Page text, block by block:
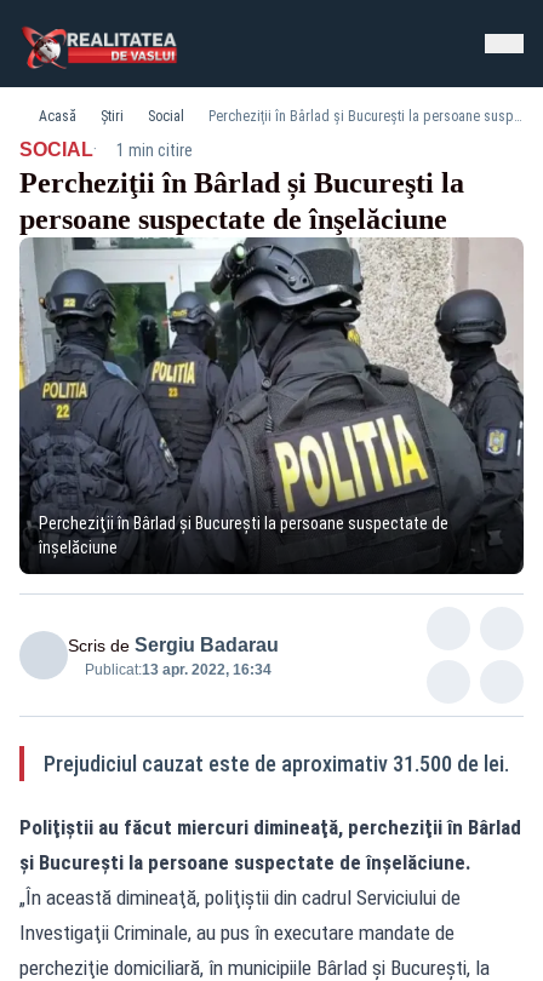
Acasă Știri Social Percheziţii în Bârlad și Bucureşti la persoane suspectate de înşelăciune
SOCIAL· 1 min citire
Percheziţii în Bârlad și Bucureşti la
persoane suspectate de înşelăciune
Percheziţii în Bârlad și Bucureşti la persoane suspectate de
înşelăciune
Scris de Sergiu Badarau
Publicat:13 apr. 2022, 16:34
Prejudiciul cauzat este de aproximativ 31.500 de lei.
Poliţiştii au făcut miercuri dimineaţă, percheziţii în Bârlad
și Bucureşti la persoane suspectate de înşelăciune.
„În această dimineaţă, poliţiştii din cadrul Serviciului de
Investigaţii Criminale, au pus în executare mandate de
percheziţie domiciliară, în municipiile Bârlad și București, la